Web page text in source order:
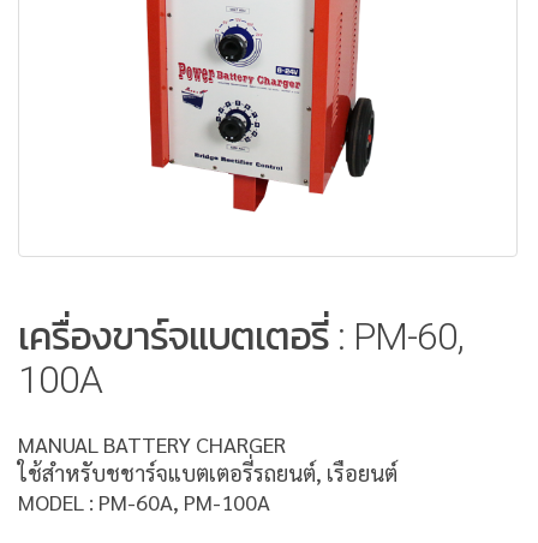
เครื่องขาร์จแบตเตอรี่ : PM-60,
100A
MANUAL BATTERY CHARGER
ใช้สำหรับชชาร์จแบตเตอรี่รถยนต์, เรือยนต์
MODEL : PM-60A, PM-100A